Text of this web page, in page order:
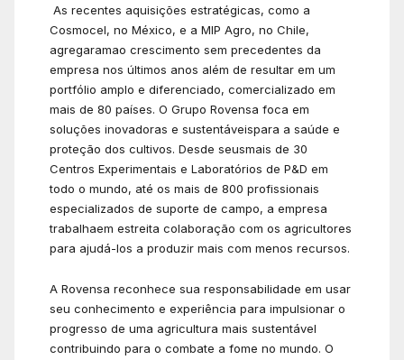
As recentes aquisições estratégicas, como a
Cosmocel, no México, e a MIP Agro, no Chile,
agregaramao crescimento sem precedentes da
empresa nos últimos anos além de resultar em um
portfólio amplo e diferenciado, comercializado em
mais de 80 países. O Grupo Rovensa foca em
soluções inovadoras e sustentáveispara a saúde e
proteção dos cultivos. Desde seusmais de 30
Centros Experimentais e Laboratórios de P&D em
todo o mundo, até os mais de 800 profissionais
especializados de suporte de campo, a empresa
trabalhaem estreita colaboração com os agricultores
para ajudá-los a produzir mais com menos recursos.
A Rovensa reconhece sua responsabilidade em usar
seu conhecimento e experiência para impulsionar o
progresso de uma agricultura mais sustentável
contribuindo para o combate a fome no mundo. O